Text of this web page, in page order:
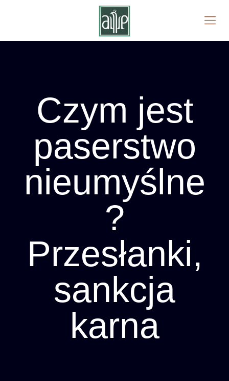
Czym jest
paserstwo
nieumyślne
?
Przesłanki,
sankcja
karna